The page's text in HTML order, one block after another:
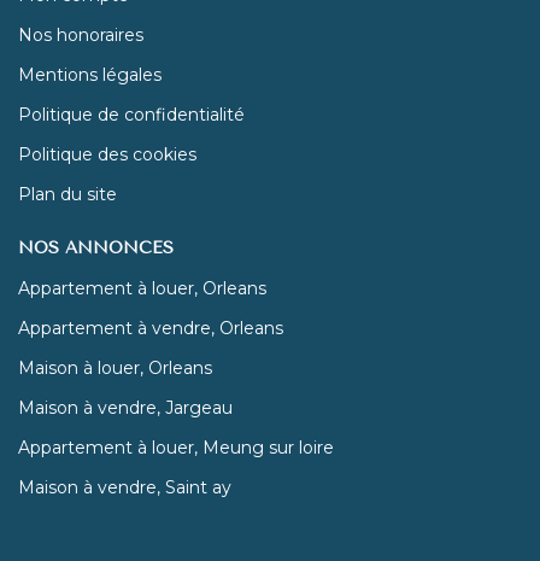
Nos honoraires
Mentions légales
Politique de confidentialité
Politique des cookies
Plan du site
NOS ANNONCES
Appartement à louer, Orleans
Appartement à vendre, Orleans
Maison à louer, Orleans
Maison à vendre, Jargeau
Appartement à louer, Meung sur loire
Maison à vendre, Saint ay